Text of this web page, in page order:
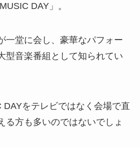
DAY」。
一堂に会し、豪華なパフォー
型音楽番組として知られてい
DAYをテレビではなく会場で直
る方も多いのではないでしょ